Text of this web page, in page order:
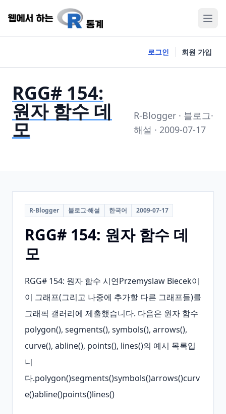
로그인 회원 가입
RGG# 154:
원자 함수 데
모
R-Blogger · 블로그·
해설 · 2009-07-17
R-Blogger 블로그·해설 한국어 2009-07-17
RGG# 154: 원자 함수 데
모
RGG# 154: 원자 함수 시연Przemyslaw Biecek이
이 그래프(그리고 나중에 추가할 다른 그래프들)를
그래픽 갤러리에 제출했습니다. 다음은 원자 함수
polygon(), segments(), symbols(), arrows(),
curve(), abline(), points(), lines()의 예시 목록입
니
다.polygon()segments()symbols()arrows()curv
e()abline()points()lines()